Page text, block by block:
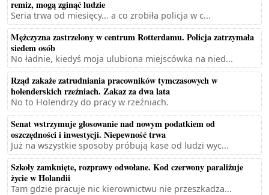
remiz, mogą zginąć ludzie
Seria trwa od miesięcy... a co zrobiła policja w c...
Mężczyzna zastrzelony w centrum Rotterdamu. Policja zatrzymała
siedem osób
No ładnie, kiedyś moja ulubiona miejscówka na nied...
Rząd zakaże zatrudniania pracowników tymczasowych w
holenderskich rzeźniach. Zakaz za dwa lata
No to Holendrzy do pracy w rzeźniach.
Senat wstrzymuje głosowanie nad nowym podatkiem od
oszczędności i inwestycji. Niepewność trwa
Już na wszystkie sposoby próbują kase od ludzi wyc...
Szkoły zamknięte, rozprawy odwołane. Kod czerwony paraliżuje
życie w Holandii
Tam gdzie pracuje nic kierownictwu nie przeszkadza...